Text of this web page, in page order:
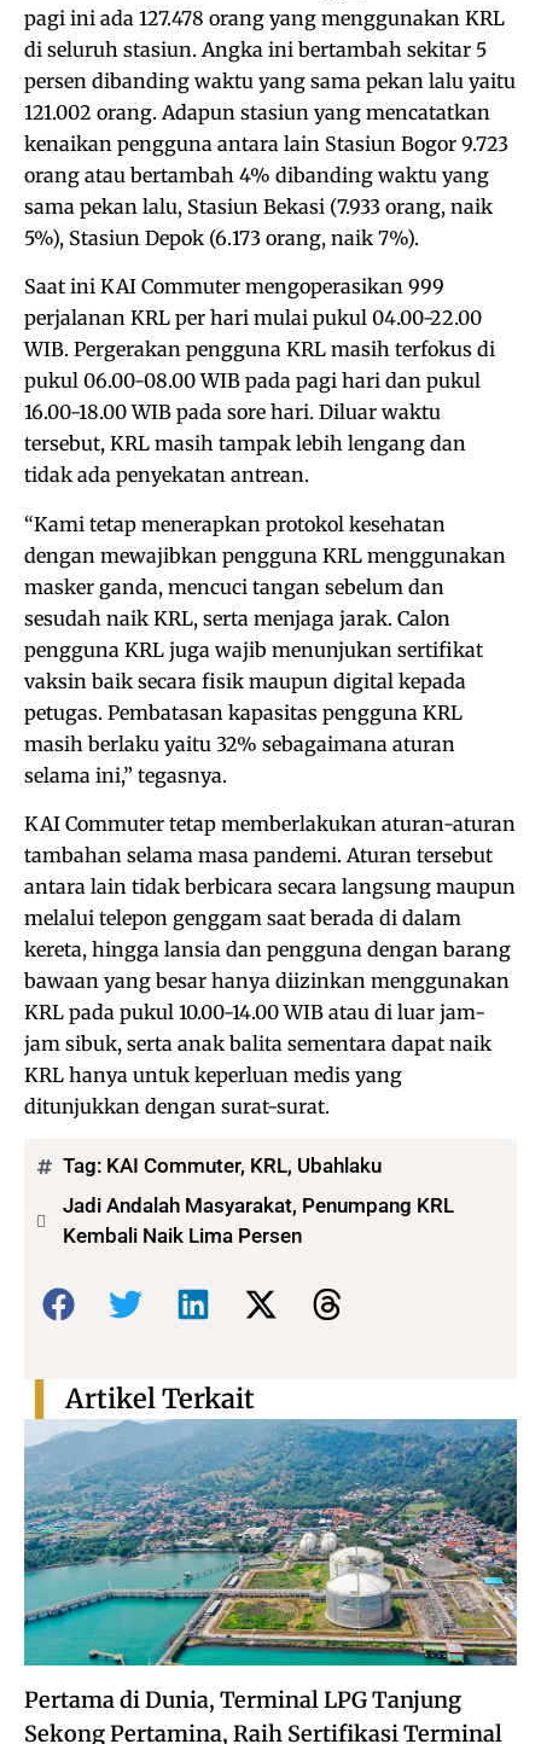
pagi ini ada 127.478 orang yang menggunakan KRL
di seluruh stasiun. Angka ini bertambah sekitar 5
persen dibanding waktu yang sama pekan lalu yaitu
121.002 orang. Adapun stasiun yang mencatatkan
kenaikan pengguna antara lain Stasiun Bogor 9.723
orang atau bertambah 4% dibanding waktu yang
sama pekan lalu, Stasiun Bekasi (7.933 orang, naik
5%), Stasiun Depok (6.173 orang, naik 7%).
Saat ini KAI Commuter mengoperasikan 999
perjalanan KRL per hari mulai pukul 04.00-22.00
WIB. Pergerakan pengguna KRL masih terfokus di
pukul 06.00-08.00 WIB pada pagi hari dan pukul
16.00-18.00 WIB pada sore hari. Diluar waktu
tersebut, KRL masih tampak lebih lengang dan
tidak ada penyekatan antrean.
“Kami tetap menerapkan protokol kesehatan
dengan mewajibkan pengguna KRL menggunakan
masker ganda, mencuci tangan sebelum dan
sesudah naik KRL, serta menjaga jarak. Calon
pengguna KRL juga wajib menunjukan sertifikat
vaksin baik secara fisik maupun digital kepada
petugas. Pembatasan kapasitas pengguna KRL
masih berlaku yaitu 32% sebagaimana aturan
selama ini,” tegasnya.
KAI Commuter tetap memberlakukan aturan-aturan
tambahan selama masa pandemi. Aturan tersebut
antara lain tidak berbicara secara langsung maupun
melalui telepon genggam saat berada di dalam
kereta, hingga lansia dan pengguna dengan barang
bawaan yang besar hanya diizinkan menggunakan
KRL pada pukul 10.00-14.00 WIB atau di luar jam-
jam sibuk, serta anak balita sementara dapat naik
KRL hanya untuk keperluan medis yang
ditunjukkan dengan surat-surat.
Tag: KAI Commuter, KRL, Ubahlaku
Jadi Andalah Masyarakat, Penumpang KRL
Kembali Naik Lima Persen
Bagikan:
Pertama di Dunia, Terminal LPG Tanjung
Sekong Pertamina, Raih Sertifikasi Terminal
Artikel Terkait